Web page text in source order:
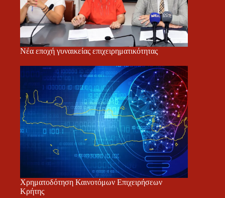
Νέα εποχή γυναικείας επιχειρηματικότητας
Χρηματοδότηση Καινοτόμων Επιχειρήσεων
Κρήτης